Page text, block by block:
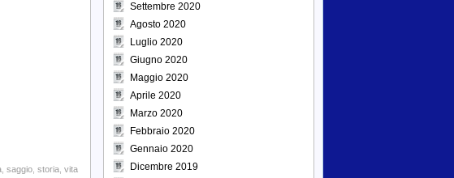
saggio storia vita
Settembre 2020
Agosto 2020
Luglio 2020
Giugno 2020
Maggio 2020
Aprile 2020
Marzo 2020
Febbraio 2020
Gennaio 2020
Dicembre 2019